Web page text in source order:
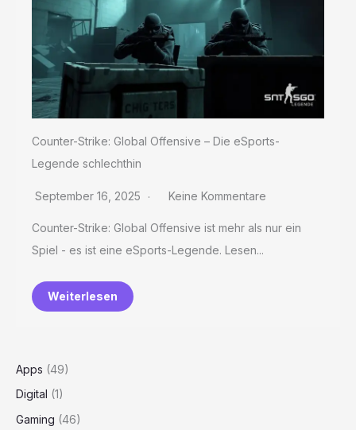
Counter-Strike: Global Offensive – Die eSports-
Legende schlechthin
September 16, 2025 Keine Kommentare
Counter-Strike: Global Offensive ist mehr als nur ein
Spiel - es ist eine eSports-Legende. Lesen...
Weiterlesen
Apps (49)
Digital (1)
Gaming (46)